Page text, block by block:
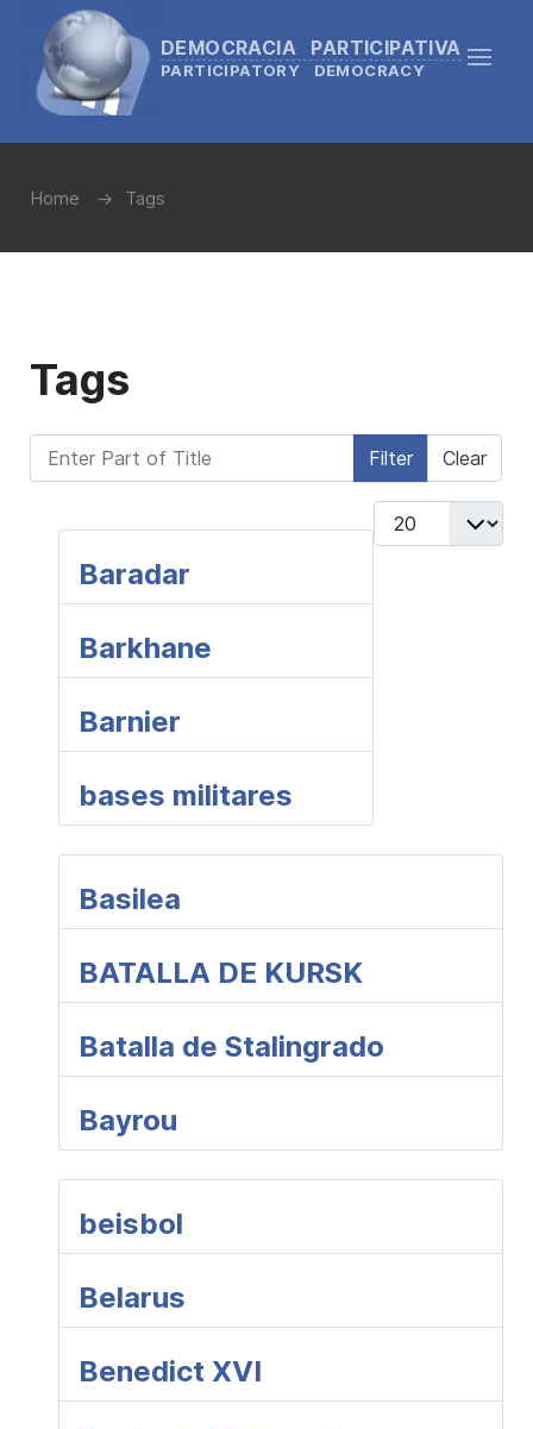
DEMOCRACIA PARTICIPATIVA
PARTICIPATORY DEMOCRACY
Home Tags
Tags
Enter Part of Title Filter Clear
Display #
Baradar
Barkhane
Barnier
bases militares
Basilea
BATALLA DE KURSK
Batalla de Stalingrado
Bayrou
beisbol
Belarus
Benedict XVI